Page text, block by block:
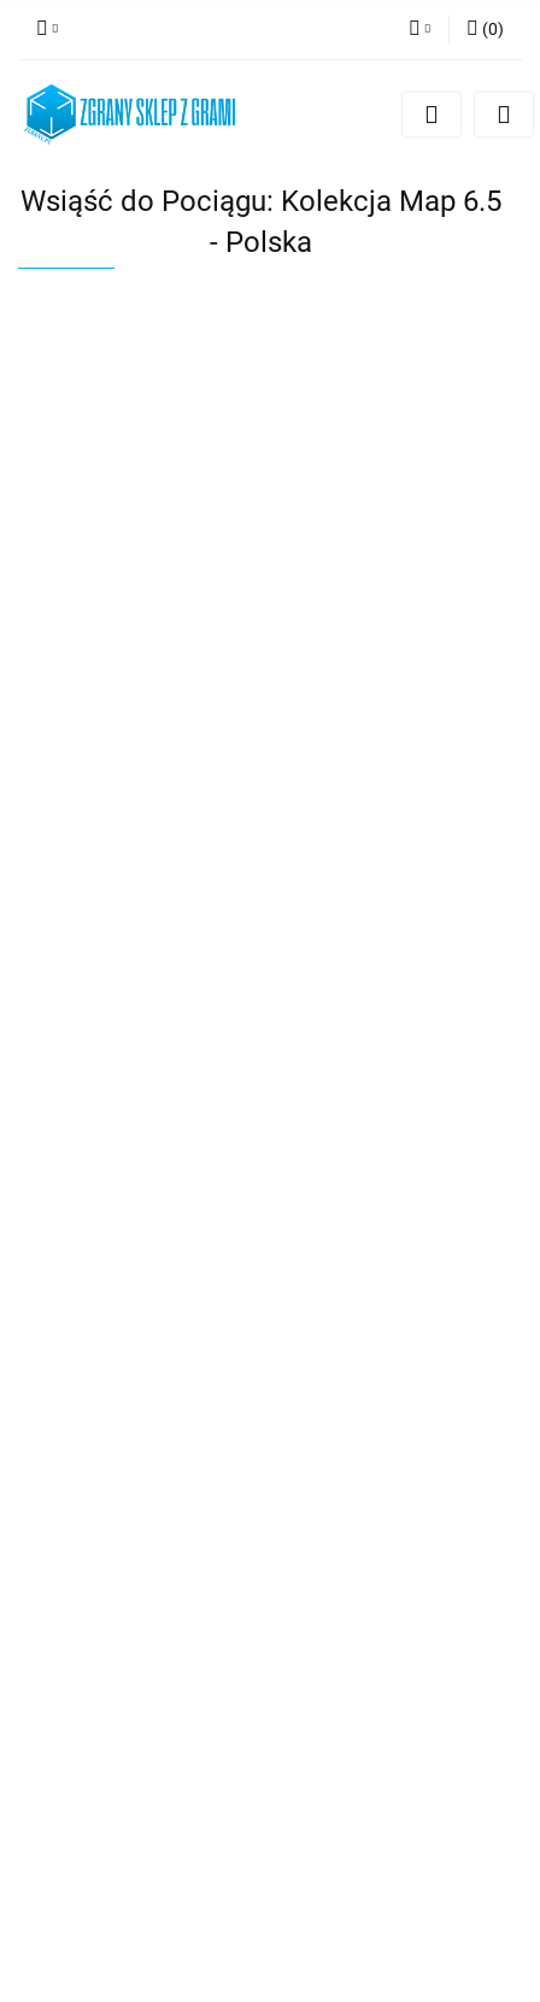
Zarejestruj się
(0)
Wsiąść do Pociągu: Kolekcja Map 6.5
- Polska